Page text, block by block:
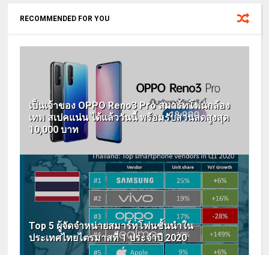
RECOMMENDED FOR YOU
เป็นเจ้าของ OPPO Reno3 Pro สมาร์ทโฟนกล้อง
เทพ สเปคแน่น ได้แล้ววันนี้ พร้อมรับส่วนลดสูงสุด
10,000 บาท
Top 5 ผู้จัดจำหน่ายสมาร์ทโฟนชั้นนำใน
ประเทศไทยไตรมาสที่ 1 ประจำปี 2020